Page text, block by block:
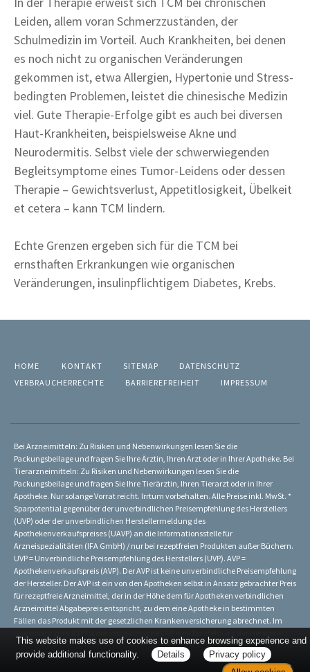
Leiden, allem voran Schmerzzuständen, der
Schulmedizin im Vorteil. Auch Krankheiten, bei denen
es noch nicht zu organischen Veränderungen
gekommen ist, etwa Allergien, Hypertonie und Stress-
bedingten Problemen, leistet die chinesische Medizin
viel. Gute Therapie-Erfolge gibt es auch bei diversen
Haut-Krankheiten, beispielsweise Akne und
Neurodermitis. Selbst viele der schwerwiegenden
Begleitsymptome eines Tumor-Leidens oder dessen
Therapie – Gewichtsverlust, Appetitlosigkeit, Übelkeit
et cetera – kann TCM lindern.
Echte Grenzen ergeben sich für die TCM bei
ernsthaften Erkrankungen wie organischen
Veränderungen, insulinpflichtigem Diabetes, Krebs.
HOME KONTAKT SITEMAP
DATENSCHUTZ
VERBRAUCHERRECHTE
BARRIEREFREIHEIT IMPRESSUM
Bei Arzneimitteln: Zu Risiken und Nebenwirkungen lesen Sie die
Packungsbeilage und fragen Sie Ihre Ärztin, Ihren Arzt oder in Ihrer Apotheke. Bei
Tierarzneimitteln: Zu Risiken und Nebenwirkungen lesen Sie die
Packungsbeilage und fragen Sie Ihre Tierärztin, Ihren Tierarzt oder in Ihrer
Apotheke. Nur solange Vorrat reicht. Irrtum vorbehalten. Alle Preise inkl. MwSt. *
Sparpotential gegenüber der unverbindlichen Preisempfehlung des Herstellers
(UVP) oder der unverbindlichen Herstellermeldung des
Apothekenverkaufspreises (UAVP) an die Informationsstelle für
Arzneispezialitäten (IFA GmbH) / nur bei rezeptfreien Produkten außer Büchern.
UVP = Unverbindliche Preisempfehlung des Herstellers (UVP). AVP =
Apothekenverkaufspreis (AVP). Der AVP ist keine unverbindliche Preisempfehlung
der Hersteller. Der AVP ist ein von den Apotheken selbst in Ansatz gebrachter Preis
für rezeptfreie Arzneimittel, der in der Höhe dem für Apotheken verbindlichen
Arzneimittel Abgabepreis entspricht, zu dem eine Apotheke in bestimmten
Fällen das Produkt mit der gesetzlichen Krankenversicherung abrechnet. Im
This website makes use of cookies to enhance browsing experience and
provide additional functionality.
Details
Privacy policy